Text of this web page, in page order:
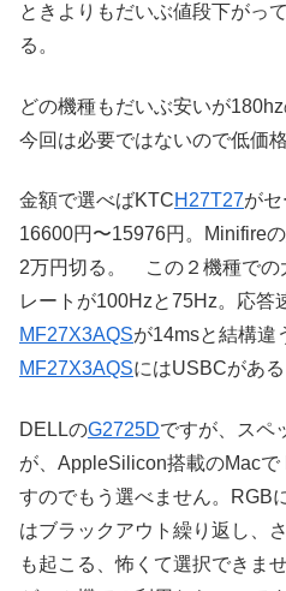
ときよりもだいぶ値段下がっ
る。
どの機種もだいぶ安いが
今回は必要ではないので低価
金額で選べばKTCH27T27が
16600円〜15976円。Minifireの
2万円切る。 この２機種での
レートが100Hzと75Hz。応答
MF27X3AQSが14msと結構違
MF27X3AQSにはUSBCがある
DELLのG2725Dですが、スペ
が、AppleSilicon搭載のMac
すのでもう選べません。RGB
はブラックアウト繰り返し、
も起こる、怖くて選択できま